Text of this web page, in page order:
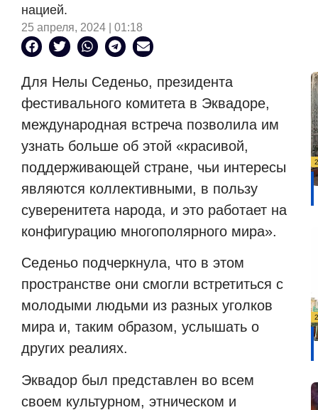
нацией.
25 апреля, 2024 | 01:18
Для Нелы Седеньо, президента
фестивального комитета в Эквадоре,
международная встреча позволила им
узнать больше об этой «красивой,
поддерживающей стране, чьи интересы
являются коллективными, в пользу
суверенитета народа, и это работает на
конфигурацию многополярного мира».
Седеньо подчеркнула, что в этом
пространстве они смогли встретиться с
молодыми людьми из разных уголков
мира и, таким образом, услышать о
других реалиях.
Эквадор был представлен во всем
своем культурном, этническом и